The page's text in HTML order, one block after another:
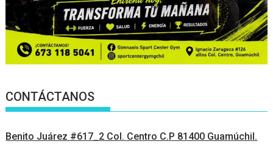
CONTÁCTANOS
Benito Juárez #617_2 Col. Centro C.P 81400 Guamúchil.